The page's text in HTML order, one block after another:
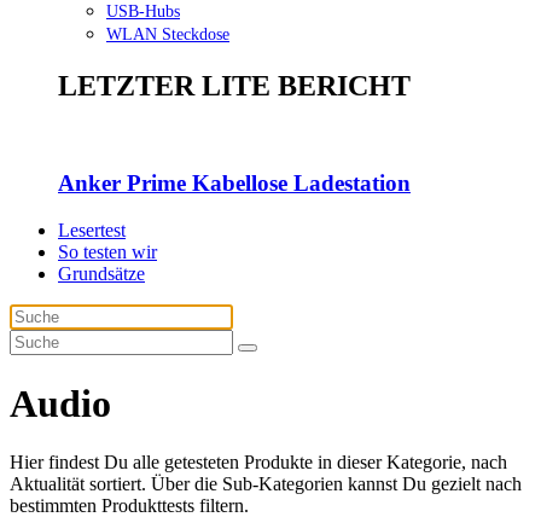
USB-Hubs
WLAN Steckdose
LETZTER LITE BERICHT
Anker Prime Kabellose Ladestation
Lesertest
So testen wir
Grundsätze
Audio
Hier findest Du alle getesteten Produkte in dieser Kategorie, nach
Aktualität sortiert. Über die Sub-Kategorien kannst Du gezielt nach
bestimmten Produkttests filtern.